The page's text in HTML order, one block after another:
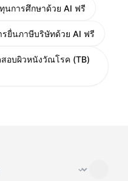
นการศึกษาด้วย AI ฟรี
รยื่นภาษีบริษัทด้วย AI ฟรี
อบผิวหนังวัณโรค (TB)
⌄